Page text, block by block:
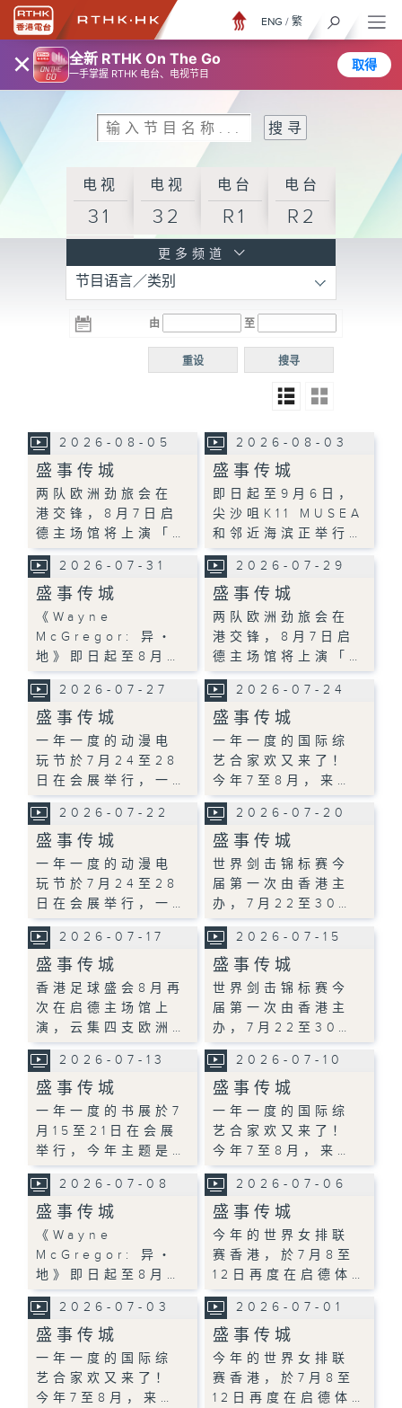
× 全新 RTHK On The Go
一手掌握 RTHK 电台、电视节目
取得
ENG / 繁
电视
31
电视
32
电台
R1
电台
R2
R3
电台 电台
R5
电台
普通
更多频道
节目语言／类别
由 至
搜寻
重设
2026-08-05
盛事传城
两队欧洲劲旅会在
港交锋，8月7日启
德主场馆将上演「…
2026-08-03
盛事传城
即日起至9月6日，
尖沙咀K11 MUSEA
和邻近海滨正举行…
2026-07-31
盛事传城
《Wayne
McGregor: 异・
地》即日起至8月…
2026-07-29
盛事传城
两队欧洲劲旅会在
港交锋，8月7日启
德主场馆将上演「…
2026-07-27
盛事传城
一年一度的动漫电
玩节於7月24至28
日在会展举行，一…
2026-07-24
盛事传城
一年一度的国际综
艺合家欢又来了！
今年7至8月，来…
2026-07-22
盛事传城
一年一度的动漫电
玩节於7月24至28
日在会展举行，一…
2026-07-20
盛事传城
世界剑击锦标赛今
届第一次由香港主
办，7月22至30…
2026-07-17
盛事传城
香港足球盛会8月再
次在启德主场馆上
演，云集四支欧洲…
2026-07-15
盛事传城
世界剑击锦标赛今
届第一次由香港主
办，7月22至30…
2026-07-13
盛事传城
一年一度的书展於7
月15至21日在会展
举行，今年主题是…
2026-07-10
盛事传城
一年一度的国际综
艺合家欢又来了！
今年7至8月，来…
2026-07-08
盛事传城
《Wayne
McGregor: 异・
地》即日起至8月…
2026-07-06
盛事传城
今年的世界女排联
赛香港，於7月8至
12日再度在启德体…
2026-07-03
盛事传城
一年一度的国际综
艺合家欢又来了！
今年7至8月，来…
2026-07-01
盛事传城
今年的世界女排联
赛香港，於7月8至
12日再度在启德体…